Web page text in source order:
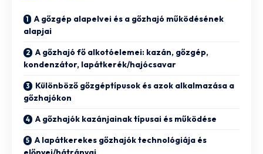
A gőzgép alapelvei és a gőzhajó működésének
alapjai
A gőzhajó fő alkotóelemei: kazán, gőzgép,
kondenzátor, lapátkerék/hajócsavar
Különböző gőzgéptípusok és azok alkalmazása a
gőzhajókon
A gőzhajók kazánjainak típusai és működése
A lapátkerekes gőzhajók technológiája és